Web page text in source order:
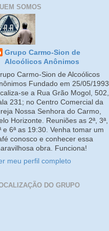
SOMOS
Grupo Carmo-Sion de
Alcoólicos Anônimos
Carmo-Sion de Alcoólicos
Fundado em 25/05/1993,
se a Rua Grão Mogol, 502,
231; no Centro Comercial da
Nossa Senhora do Carmo,
Horizonte. Reuniões as 2ª, 3ª,
e 6ª as 19:30. Venha tomar um
conosco e conhecer essa
obra. Funciona!
meu perfil completo
DO GRUPO